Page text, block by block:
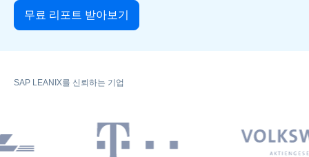
무료 리포트 받아보기
SAP LEANIX를 신뢰하는 기업